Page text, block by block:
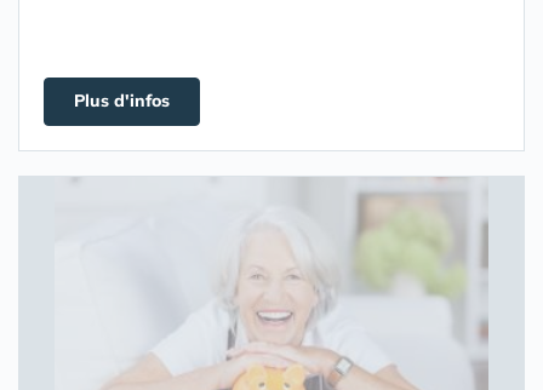
Plus d'infos